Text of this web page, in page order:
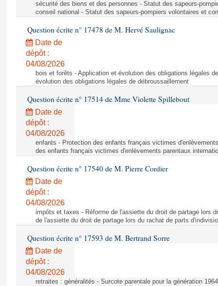
sécurité des biens et des personnes - Statut des sapeurs-
conseil national - Statut des sapeurs-pompiers volontaires et
Question écrite n° 17478 de M. Hervé Saulignac
Date de
dépôt :
04/08/2026
bois et forêts - Application et évolution des obligations légales
évolution des obligations légales de débroussaillement
Question écrite n° 17514 de Mme Violette Spillebout
Date de
dépôt :
04/08/2026
enfants - Protection des enfants français victimes
des enfants français victimes d'enlèvements parentaux
Question écrite n° 17540 de M. Pierre Cordier
Date de
dépôt :
04/08/2026
impôts et taxes - Réforme de l'assiette du droit de partage lors
de l'assiette du droit de partage lors du rachat de parts
Question écrite n° 17593 de M. Bertrand Sorre
Date de
dépôt :
04/08/2026
retraites : généralités - Surcote parentale pour la génération